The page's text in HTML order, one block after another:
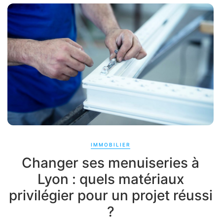
IMMOBILIER
Changer ses menuiseries à
Lyon : quels matériaux
privilégier pour un projet réussi
?